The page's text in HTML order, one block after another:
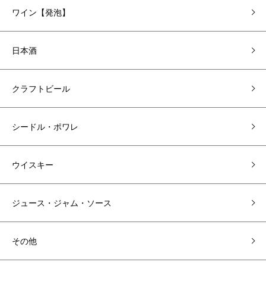
ワイン【発泡】
日本酒
クラフトビール
シードル・ポワレ
ウイスキー
ジュース・ジャム・ソース
その他